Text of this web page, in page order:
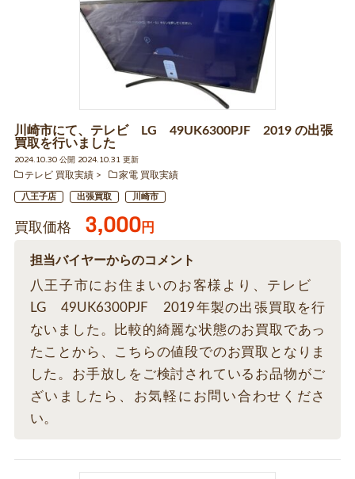
川崎市にて、テレビ LG 49UK6300PJF 2019 の出張
買取を行いました
2024.10.30 公開 2024.10.31 更新
テレビ 買取実績
家電 買取実績
八王子店 出張買取 川崎市
買取価格 3,000円
担当バイヤーからのコメント
八王子市にお住まいのお客様より、テレビ
LG 49UK6300PJF 2019年製の出張買取を行
ないました。比較的綺麗な状態のお買取であっ
たことから、こちらの値段でのお買取となりま
した。お手放しをご検討されているお品物がご
ざいましたら、お気軽にお問い合わせくださ
い。